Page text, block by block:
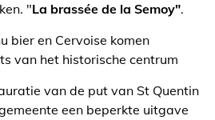
"La brassée de la Semoy".
bier en Cervoise komen
van het historische centrum
van de put van St Quentin
een beperkte uitgave